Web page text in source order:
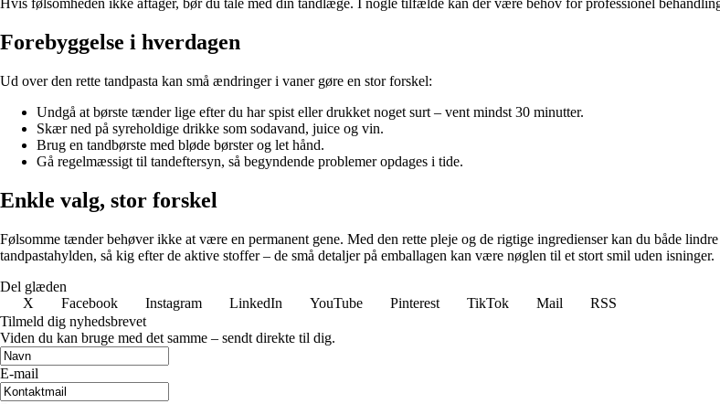
Hvis følsomheden ikke aftager, bør du tale med din tandlæge. I nogle tilfælde kan der være behov for professionel
Forebyggelse i hverdagen
Ud over den rette tandpasta kan små ændringer i vaner gøre en stor forskel:
Undgå at børste tænder lige efter du har spist eller drukket noget surt – vent mindst 30 minutter.
Skær ned på syreholdige drikke som sodavand, juice og vin.
Brug en tandbørste med bløde børster og let hånd.
Gå regelmæssigt til tandeftersyn, så begyndende problemer opdages i tide.
Enkle valg, stor forskel
Følsomme tænder behøver ikke at være en permanent gene. Med den rette pleje og de rigtige ingredienser kan du både
tandpastahylden, så kig efter de aktive stoffer – de små detaljer på emballagen kan være nøglen til et stort smil uden isninger.
Del glæden
X
Facebook Instagram LinkedIn YouTube Pinterest TikTok Mail
RSS
Tilmeld dig nyhedsbrevet
Viden du kan bruge med det samme – sendt direkte til dig.
E-mail